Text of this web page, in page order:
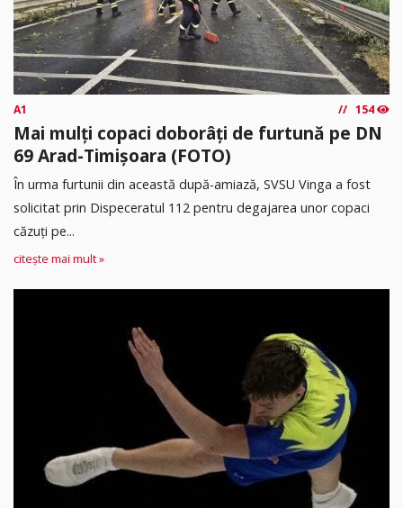
A1 154
Mai mulți copaci doborâți de furtună pe DN
69 Arad-Timișoara (FOTO)
În urma furtunii din această după-amiază, SVSU Vinga a fost
solicitat prin Dispeceratul 112 pentru degajarea unor copaci
căzuți pe...
citește mai mult »